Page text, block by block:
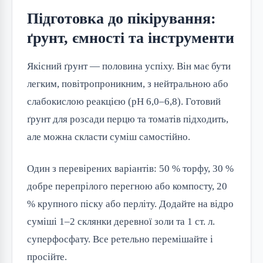
Підготовка до пікірування:
ґрунт, ємності та інструменти
Якісний ґрунт — половина успіху. Він має бути
легким, повітропроникним, з нейтральною або
слабокислою реакцією (pH 6,0–6,8). Готовий
ґрунт для розсади перцю та томатів підходить,
але можна скласти суміш самостійно.
Один з перевірених варіантів: 50 % торфу, 30 %
добре перепрілого перегною або компосту, 20
% крупного піску або перліту. Додайте на відро
суміші 1–2 склянки деревної золи та 1 ст. л.
суперфосфату. Все ретельно перемішайте і
просійте.